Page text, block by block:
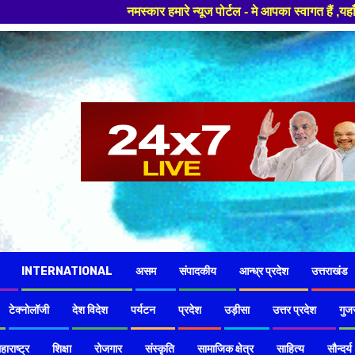
नमस्कार हमारे न्यूज पोर्टल - मे आपका स्वागत हैं ,यहाँ आपको हमेशा ताजा
INTERNATIONAL असम संपादकीय आन्ध्र प्रदेश उत्तराखंड
टेक्नोलॉजी देश विदेश पर्यटन प्रदेश उड़ीसा उत्तर प्रदेश
शिक्षा रोजगार संस्कृति सामाजिक क्षेत्र साहित्य सौन्दर्य